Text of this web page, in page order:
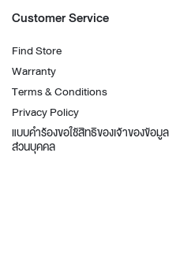
Customer Service
Find Store
Warranty
Terms & Conditions
Privacy Policy
แบบคำร้องขอใช้สิทธิของเจ้าของข้อมูล
ส่วนบุคคล